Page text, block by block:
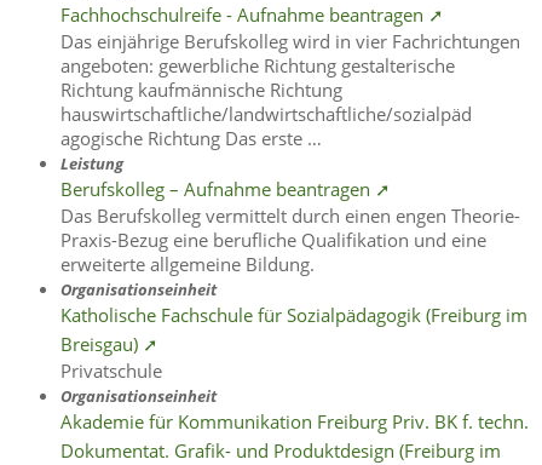
Fachhochschulreife - Aufnahme beantragen ➚
Das einjährige Berufskolleg wird in vier Fachrichtungen
angeboten: gewerbliche Richtung gestalterische
Richtung kaufmännische Richtung
hauswirtschaftliche/landwirtschaftliche/sozialpäd
agogische Richtung Das erste …
Leistung
Berufskolleg – Aufnahme beantragen ➚
Das Berufskolleg vermittelt durch einen engen Theorie-
Praxis-Bezug eine berufliche Qualifikation und eine
erweiterte allgemeine Bildung.
Organisationseinheit
Katholische Fachschule für Sozialpädagogik (Freiburg im
Breisgau) ➚
Privatschule
Organisationseinheit
Akademie für Kommunikation Freiburg Priv. BK f. techn.
Dokumentat. Grafik- und Produktdesign (Freiburg im